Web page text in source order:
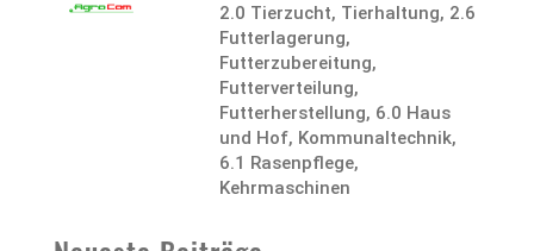
2.0 Tierzucht, Tierhaltung, 2.6
Futterlagerung,
Futterzubereitung,
Futterverteilung,
Futterherstellung, 6.0 Haus
und Hof, Kommunaltechnik,
6.1 Rasenpflege,
Kehrmaschinen